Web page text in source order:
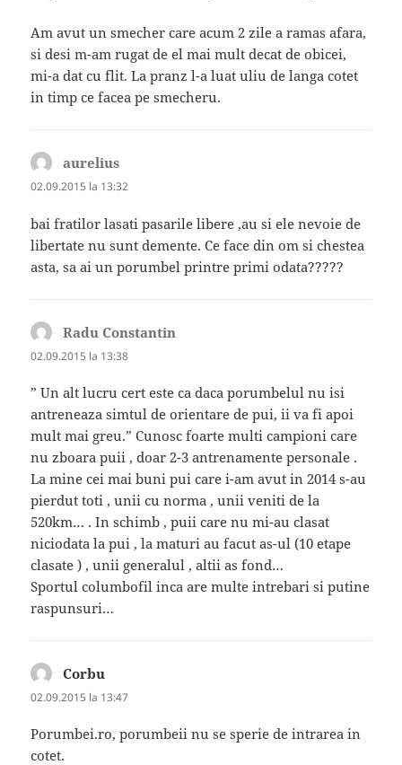
Am avut un smecher care acum 2 zile a ramas afara,
si desi m-am rugat de el mai mult decat de obicei,
mi-a dat cu flit. La pranz l-a luat uliu de langa cotet
in timp ce facea pe smecheru.
aurelius
02.09.2015 la 13:32
bai fratilor lasati pasarile libere ,au si ele nevoie de
libertate nu sunt demente. Ce face din om si chestea
asta, sa ai un porumbel printre primi odata?????
Radu Constantin
02.09.2015 la 13:38
” Un alt lucru cert este ca daca porumbelul nu isi
antreneaza simtul de orientare de pui, ii va fi apoi
mult mai greu.” Cunosc foarte multi campioni care
nu zboara puii , doar 2-3 antrenamente personale .
La mine cei mai buni pui care i-am avut in 2014 s-au
pierdut toti , unii cu norma , unii veniti de la
520km… . In schimb , puii care nu mi-au clasat
niciodata la pui , la maturi au facut as-ul (10 etape
clasate ) , unii generalul , altii as fond…
Sportul columbofil inca are multe intrebari si putine
raspunsuri…
Corbu
02.09.2015 la 13:47
Porumbei.ro, porumbeii nu se sperie de intrarea in
cotet.